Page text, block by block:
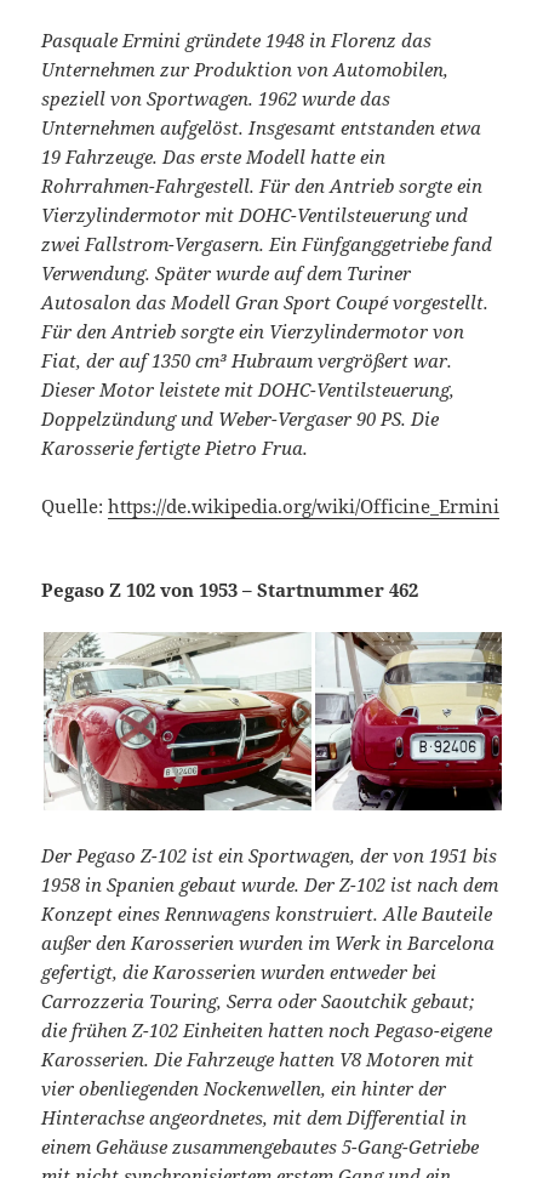
Pasquale Ermini gründete 1948 in Florenz das
Unternehmen zur Produktion von Automobilen,
speziell von Sportwagen. 1962 wurde das
Unternehmen aufgelöst. Insgesamt entstanden etwa
19 Fahrzeuge. Das erste Modell hatte ein
Rohrrahmen-Fahrgestell. Für den Antrieb sorgte ein
Vierzylindermotor mit DOHC-Ventilsteuerung und
zwei Fallstrom-Vergasern. Ein Fünfganggetriebe fand
Verwendung. Später wurde auf dem Turiner
Autosalon das Modell Gran Sport Coupé vorgestellt.
Für den Antrieb sorgte ein Vierzylindermotor von
Fiat, der auf 1350 cm³ Hubraum vergrößert war.
Dieser Motor leistete mit DOHC-Ventilsteuerung,
Doppelzündung und Weber-Vergaser 90 PS. Die
Karosserie fertigte Pietro Frua.
Quelle:https://de.wikipedia.org/wiki/Officine_Ermini
Pegaso Z 102 von 1953 – Startnummer 462
Der Pegaso Z-102 ist ein Sportwagen, der von 1951 bis
1958 in Spanien gebaut wurde. Der Z-102 ist nach dem
Konzept eines Rennwagens konstruiert. Alle Bauteile
außer den Karosserien wurden im Werk in Barcelona
gefertigt, die Karosserien wurden entweder bei
Carrozzeria Touring, Serra oder Saoutchik gebaut;
die frühen Z-102 Einheiten hatten noch Pegaso-eigene
Karosserien. Die Fahrzeuge hatten V8 Motoren mit
vier obenliegenden Nockenwellen, ein hinter der
Hinterachse angeordnetes, mit dem Differential in
einem Gehäuse zusammengebautes 5-Gang-Getriebe